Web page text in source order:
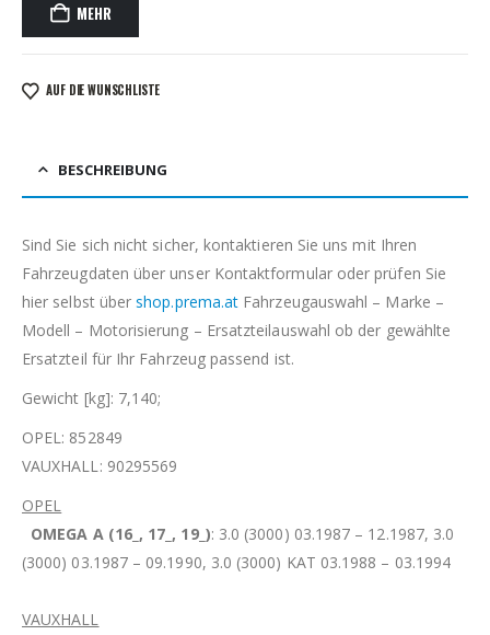
MEHR
AUF DIE WUNSCHLISTE
BESCHREIBUNG
Sind Sie sich nicht sicher, kontaktieren Sie uns mit Ihren
Fahrzeugdaten über unser Kontaktformular oder prüfen Sie
hier selbst übershop.prema.at Fahrzeugauswahl – Marke –
Modell – Motorisierung – Ersatzteilauswahl ob der gewählte
Ersatzteil für Ihr Fahrzeug passend ist.
Gewicht [kg]: 7,140;
OPEL: 852849
VAUXHALL: 90295569
OPEL
OMEGA A (16_, 17_, 19_): 3.0 (3000) 03.1987 – 12.1987, 3.0
(3000) 03.1987 – 09.1990, 3.0 (3000) KAT 03.1988 – 03.1994
VAUXHALL